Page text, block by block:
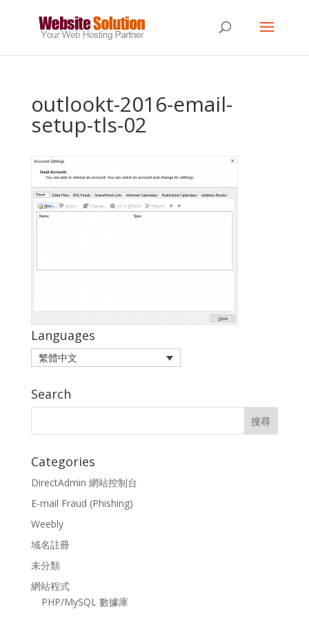
outlookt-2016-email-
setup-tls-02
Languages
繁體中文
Search
Categories
DirectAdmin 網站控制台
E-mail Fraud (Phishing)
Weebly
域名註冊
未分類
網站程式
PHP/MySQL 數據庫